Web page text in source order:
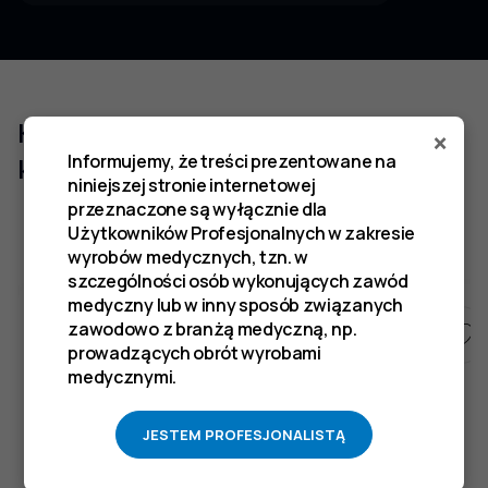
Klienci którzy zakupili ten produkt
kupili również
×
Informujemy, że treści prezentowane na
niniejszej stronie internetowej
przeznaczone są wyłącznie dla
Użytkowników Profesjonalnych w zakresie
wyrobów medycznych, tzn. w
szczególności osób wykonujących zawód
medyczny lub w inny sposób związanych
zawodowo z branżą medyczną, np.
prowadzących obrót wyrobami
medycznymi.
JESTEM PROFESJONALISTĄ